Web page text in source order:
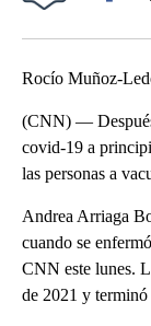
Rocío Muñoz-
(CNN) — Después
covid-19 a
las personas a
Andrea Arriaga
cuando se
CNN este lunes.
de 2021 y terminó